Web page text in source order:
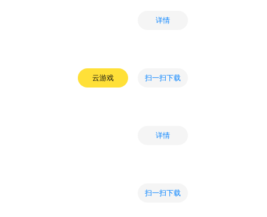
详情
云游戏 扫一扫下载
详情
扫一扫下载